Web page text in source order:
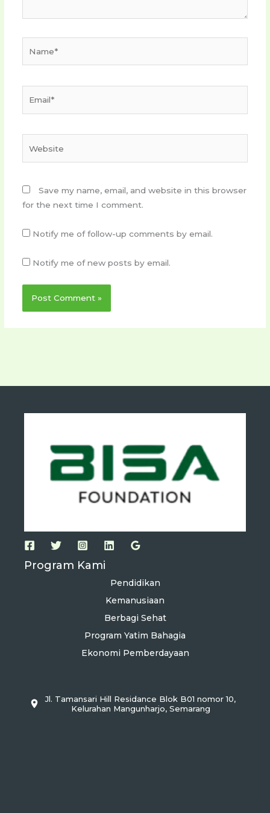
Save my name, email, and website in this browser
for the next time I comment.
Notify me of follow-up comments by email.
Notify me of new posts by email.
Program Kami
Pendidikan
Kemanusiaan
Berbagi Sehat
Program Yatim Bahagia
Ekonomi Pemberdayaan
Jl. Tamansari Hill Residance Blok B01 nomor 10,
Kelurahan Mangunharjo, Semarang